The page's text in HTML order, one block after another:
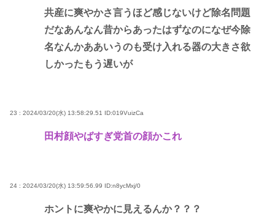
共産に爽やかさ言うほど感じないけど除名問題
だなあんなん昔からあったはずなのになぜ今除
名なんかああいうのも受け入れる器の大きさ欲
しかったもう遅いが
23 : 2024/03/20(水) 13:58:29.51 ID:019VuizCa
田村顔やばすぎ党首の顔かこれ
24 : 2024/03/20(水) 13:59:56.99 ID:n8ycMxj/0
ホントに爽やかに見えるんか？？？